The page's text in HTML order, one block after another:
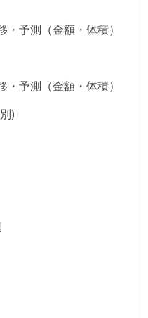
・予測（金額・体積）
・予測（金額・体積）
)